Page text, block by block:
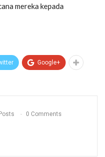
mereka kepada
Google+
0 Comments